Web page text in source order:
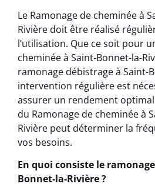
Le Ramonage de cheminée à
Rivière doit être réalisé
l’utilisation. Que ce soit pour
cheminée à Saint-Bonnet-la-
ramonage débistrage à Saint-
intervention régulière est
assurer un rendement
du Ramonage de cheminée à
Rivière peut déterminer la
vos besoins.
En quoi consiste le
Bonnet-la-Rivière ?